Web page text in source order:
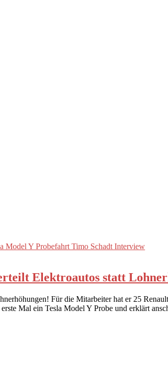
Elektroautos statt
Für die Mitarbeiter hat er 25
Mal ein Tesla Model Y Probe und erklärt